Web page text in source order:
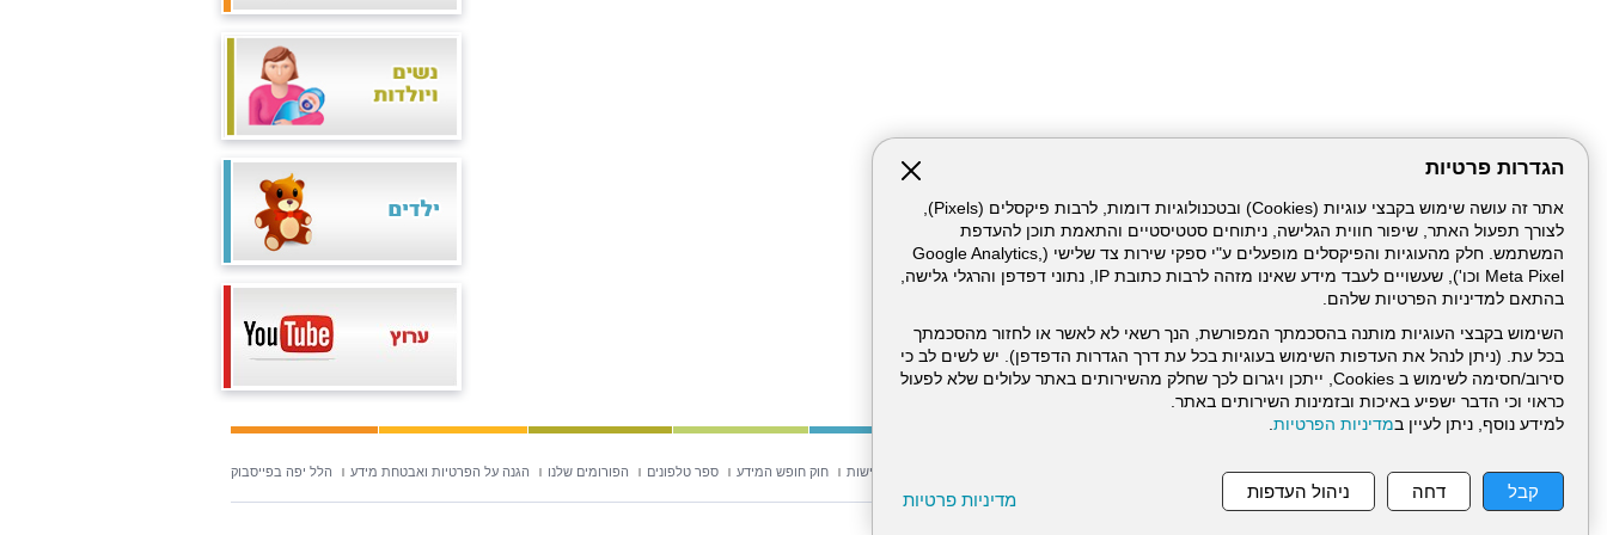
הגדרות פרטיות
אתר זה עושה שימוש בקבצי עוגיות (Cookies) ובטכנולוגיות דומות, לרבות פיקסלים (Pixels),
לצורך תפעול האתר, שיפור חווית הגלישה, ניתוחים סטטיסטיים והתאמת תוכן להעדפת
המשתמש. חלק מהעוגיות והפיקסלים מופעלים ע"י ספקי שירות צד שלישי (Google Analytics,
Meta Pixel וכו'), שעשויים לעבד מידע שאינו מזהה לרבות כתובת IP, נתוני דפדפן והרגלי גלישה,
בהתאם למדיניות הפרטיות שלהם.
השימוש בקבצי העוגיות מותנה בהסכמתך המפורשת, הנך רשאי לא לאשר או לחזור מהסכמתך
בכל עת. (ניתן לנהל את העדפות השימוש בעוגיות בכל עת דרך הגדרות הדפדפן). יש לשים לב כי
סירוב/חסימה לשימוש ב Cookies, ייתכן ויגרום לכך שחלק מהשירותים באתר עלולים שלא לפעול
כראוי וכי הדבר ישפיע באיכות ובזמינות השירותים באתר.
למידע נוסף, ניתן לעיין במדיניות הפרטיות.
קבל דחה ניהול העדפות מדיניות פרטיות
הצהרת נגישות חוק חופש המידע ספר טלפונים הפורומים שלנו הגנה על הפרטיות ואבטחת מידע הלל יפה בפייסבוק